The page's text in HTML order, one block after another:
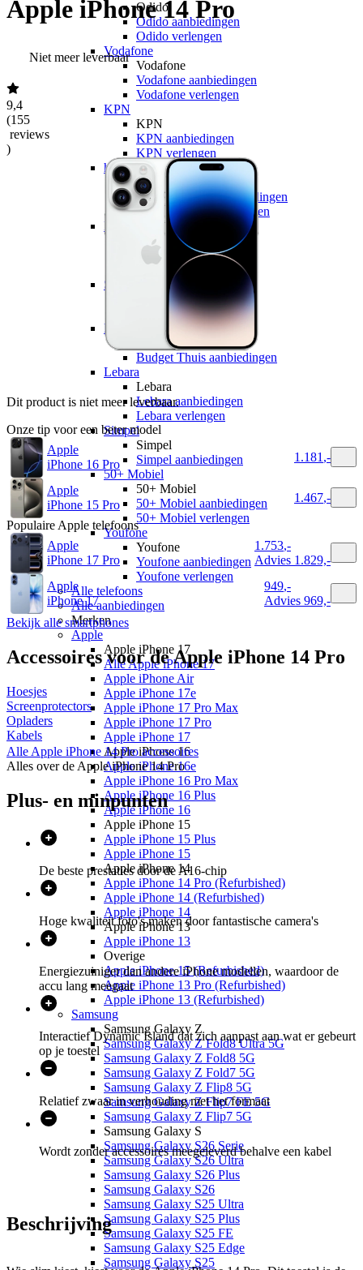
Odido
Odido aanbiedingen
Odido verlengen
Vodafone
Vodafone
Vodafone aanbiedingen
Vodafone verlengen
KPN
KPN
KPN aanbiedingen
KPN verlengen
hollandsnieuwe
hollandsnieuwe
hollandsnieuwe aanbiedingen
hollandsnieuwe verlengen
Ben
Ben
Ben aanbiedingen
Ben verlengen
Simyo
Simyo
Simyo aanbiedingen
Budget Thuis
Budget Thuis
Budget Thuis aanbiedingen
Lebara
Lebara
Lebara aanbiedingen
Lebara verlengen
Simpel
Simpel
Simpel aanbiedingen
50+ Mobiel
50+ Mobiel
50+ Mobiel aanbiedingen
50+ Mobiel verlengen
Youfone
Youfone
Youfone aanbiedingen
Youfone verlengen
Alle telefoons
Alle aanbiedingen
Merken
Apple
Apple iPhone 17
Alle Apple iPhone 17
Apple iPhone Air
Apple iPhone 17e
Apple iPhone 17 Pro Max
Apple iPhone 17 Pro
Apple iPhone 17
Apple iPhone 16
Apple iPhone 16e
Apple iPhone 16 Pro Max
Apple iPhone 16 Plus
Apple iPhone 16
Apple iPhone 15
Apple iPhone 15 Plus
Apple iPhone 15
Apple iPhone 14
Apple iPhone 14 Pro (Refurbished)
Apple iPhone 14 (Refurbished)
Apple iPhone 14
Apple iPhone 13
Apple iPhone 13
Overige
Apple iPhone 15 (Refurbished)
Apple iPhone 13 Pro (Refurbished)
Apple iPhone 13 (Refurbished)
Samsung
Samsung Galaxy Z
Samsung Galaxy Z Fold8 Ultra 5G
Samsung Galaxy Z Fold8 5G
Samsung Galaxy Z Fold7 5G
Samsung Galaxy Z Flip8 5G
Samsung Galaxy Z Flip7 FE 5G
Samsung Galaxy Z Flip7 5G
Samsung Galaxy S
Samsung Galaxy S26 Serie
Samsung Galaxy S26 Ultra
Samsung Galaxy S26 Plus
Samsung Galaxy S26
Samsung Galaxy S25 Ultra
Samsung Galaxy S25 Plus
Samsung Galaxy S25 FE
Samsung Galaxy S25 Edge
Samsung Galaxy S25
Apple iPhone 14 Pro
Niet meer leverbaar
9,4
(155
reviews
)
Dit product is niet meer leverbaar.
Onze tip voor een beter model
Apple
iPhone 16 Pro
1.181 ,-
Apple
iPhone 15 Pro
1.467,-
Populaire Apple telefoons
Apple
iPhone 17 Pro
1.753,-
Advies 1.829,-
Apple
iPhone 17
949,-
Advies 969,-
Bekijk alle smartphones
Accessoires voor deApple iPhone 14 Pro
Hoesjes
Screenprotectors
Opladers
Kabels
Alle Apple iPhone 14 Proaccessoires
Alles over de Apple iPhone 14 Pro
Plus- en minpunten
De beste prestaties door de A16-chip
Hoge kwaliteit foto's maken door fantastische camera's
Energiezuiniger dan andere iPhone modellen, waardoor de
accu lang meegaat
Interactief Dynamic Island dat zich aanpast aan wat er gebeurt
op je toestel
Relatief zwaar in verhouding met het formaat
Wordt zonder accessoires meegeleverd behalve een kabel
Beschrijving